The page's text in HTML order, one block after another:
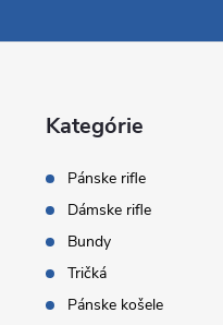
Kategórie
Pánske rifle
Dámske rifle
Bundy
Tričká
Pánske košele